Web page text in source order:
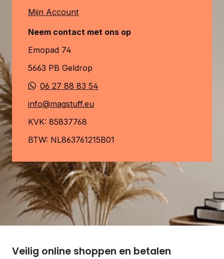
Mijn Account
Neem contact met ons op
Emopad 74
5663 PB Geldrop
06 27 88 83 54
info@magstuff.eu
KVK: 85837768
BTW: NL863761215B01
Veilig online shoppen en betalen